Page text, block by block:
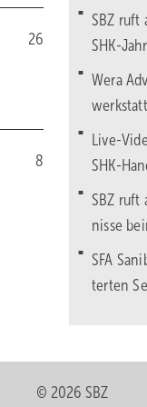
26
8
SBZ ruft
SHK-Jahr
Wera
Live-
SHK-
SBZ ruft
nisse
SFA
terten
© 2026 SBZ